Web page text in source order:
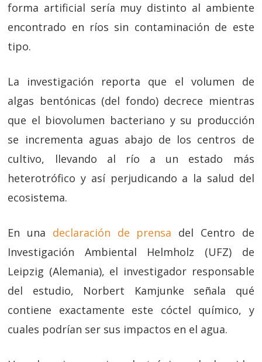
forma artificial sería muy distinto al ambiente
encontrado en ríos sin contaminación de este
tipo.
La investigación reporta que el volumen de
algas bentónicas (del fondo) decrece mientras
que el biovolumen bacteriano y su producción
se incrementa aguas abajo de los centros de
cultivo, llevando al río a un estado más
heterotrófico y así perjudicando a la salud del
ecosistema.
En una declaración de prensa del Centro de
Investigación Ambiental Helmholz (UFZ) de
Leipzig (Alemania), el investigador responsable
del estudio, Norbert Kamjunke señala qué
contiene exactamente este cóctel químico, y
cuales podrían ser sus impactos en el agua.